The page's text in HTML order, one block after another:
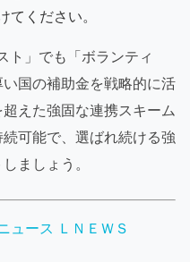
てください。
ト」でも「ボランティ
国の補助金を戦略的に活
えた強固な連携スキーム
可能で、選ばれ続ける強
ましょう。
ュース ＬＮＥＷＳ